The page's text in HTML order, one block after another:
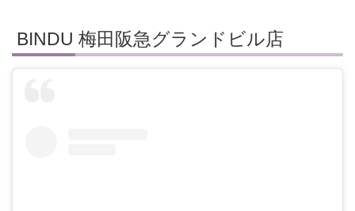
BINDU 梅田阪急グランドビル店